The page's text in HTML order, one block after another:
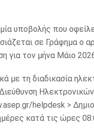
υποβολής που
σε Γράφημα ο
για τον μήνα Μάιο
με τη διαδικασία
helpdesk >
κατά τις ώρες